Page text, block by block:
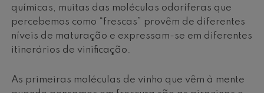
químicas, muitas das moléculas odoríferas que
percebemos como “frescas” provêm de diferentes
níveis de maturação e expressam-se em diferentes
itinerários de vinificação.
As primeiras moléculas de vinho que vêm à mente